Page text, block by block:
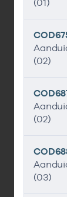
(01)
(02)
(02)
(03)